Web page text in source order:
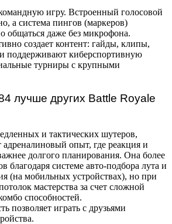
игру. Встроенный голосовой
а система пингов (маркеров)
общаться даже без микрофона.
создает контент: гайды, клипы,
поддерживают киберспортивную
турниры с крупными
лучше других Battle Royale
и тактических шутеров,
адреналиновый опыт, где реакция и
долгого планирования. Она более
благодаря системе авто-подбора лута и
(на мобильных устройствах), но при
мастерства за счет сложной
способностей.
позволяет играть с друзьями